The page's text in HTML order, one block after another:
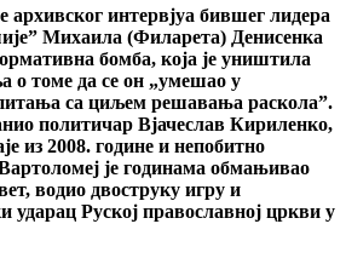
архивског интервјуа бившег лидера
Михаила (Филарета) Денисенка
бомба, која је уништила
о томе да се он „умешао у
са циљем решавања раскола”.
политичар Вјачеслав Кириленко,
из 2008. године и непобитно
је годинама обмањивао
водио двоструку игру и
ударац Руској православној цркви у